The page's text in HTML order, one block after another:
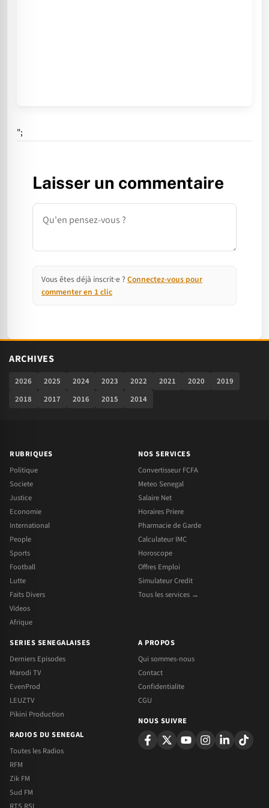
";
Laisser un commentaire
Commentaire
Vous êtes déjà inscrit·e ? Connectez-vous pour
commenter en 1 clic
ARCHIVES
2026 2025 2024 2023 2022 2021 2020
2019
2018
2017 2016 2015 2014
RUBRIQUES
Politique
Societe
Justice
Economie
International
People
Sports
Football
Lutte
Faits Divers
Videos
Afrique
NOS SERVICES
Convertisseur FCFA
Meteo Senegal
Salaire Net
Horaires Priere
Pharmacie de Garde
Calculateur IMC
Horoscope
Offres Emploi
Simulateur Credit
Tous les services →
SERIES SENEGALAISES
Derniers Episodes
Marodi TV
EvenProd
LEUZTV
Pikini Production
RADIOS DU SENEGAL
Toutes les Radios
RFM
Zik FM
Sud FM
A PROPOS
Qui sommes-nous
Contact
Confidentialite
CGU
NOUS SUIVRE